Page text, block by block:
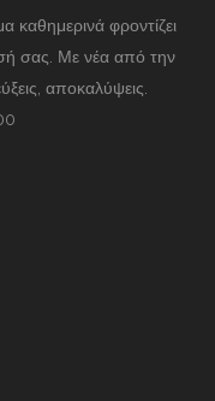
φροντίζει
σας. Με νέα από την
αποκαλύψεις.